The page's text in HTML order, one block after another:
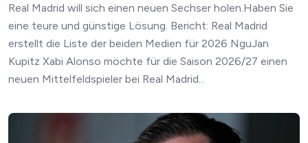
Real Madrid will sich einen neuen Sechser holen.Haben Sie
eine teure und günstige Lösung. Bericht: Real Madrid
erstellt die Liste der beiden Medien für 2026 NguJan
Kupitz Xabi Alonso möchte für die Saison 2026/27 einen
neuen Mittelfeldspieler bei Real Madrid...